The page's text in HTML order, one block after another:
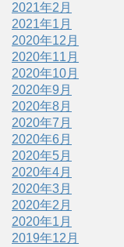
2021年2月
2021年1月
2020年12月
2020年11月
2020年10月
2020年9月
2020年8月
2020年7月
2020年6月
2020年5月
2020年4月
2020年3月
2020年2月
2020年1月
2019年12月